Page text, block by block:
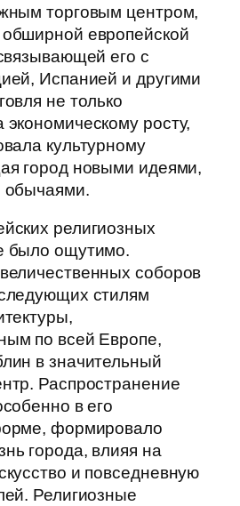
торговым центром,
европейской
его с
Испанией и другими
не только
экономическому росту,
культурному
город новыми идеями,
обычаями.
религиозных
было ощутимо.
соборов
стилям
по всей Европе,
в значительный
Распространение
в его
формировало
города, влияя на
и повседневную
Религиозные